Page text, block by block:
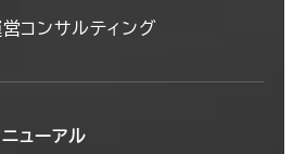
コンサルティング
ューアル